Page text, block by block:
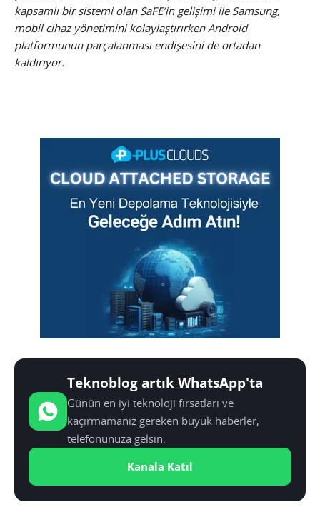
kapsamlı bir sistemi olan SaFE’in gelişimi ile Samsung,
mobil cihaz yönetimini kolaylaştırırken Android
platformunun parçalanması endişesini de ortadan
kaldırıyor.
Teknoblog artık WhatsApp'ta
Günün en iyi teknoloji fırsatları ve
kaçırmamanız gereken büyük haberler,
telefonunuza gelsin.
Kanala Katıl